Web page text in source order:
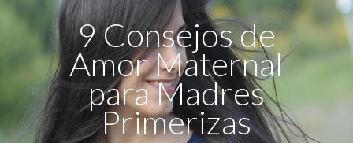
9 Consejos de
Amor Maternal
para Madres
Primerizas